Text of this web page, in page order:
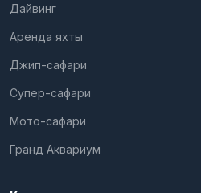
Дайвинг
Аренда яхты
Джип-сафари
Супер-сафари
Мото-сафари
Гранд Аквариум